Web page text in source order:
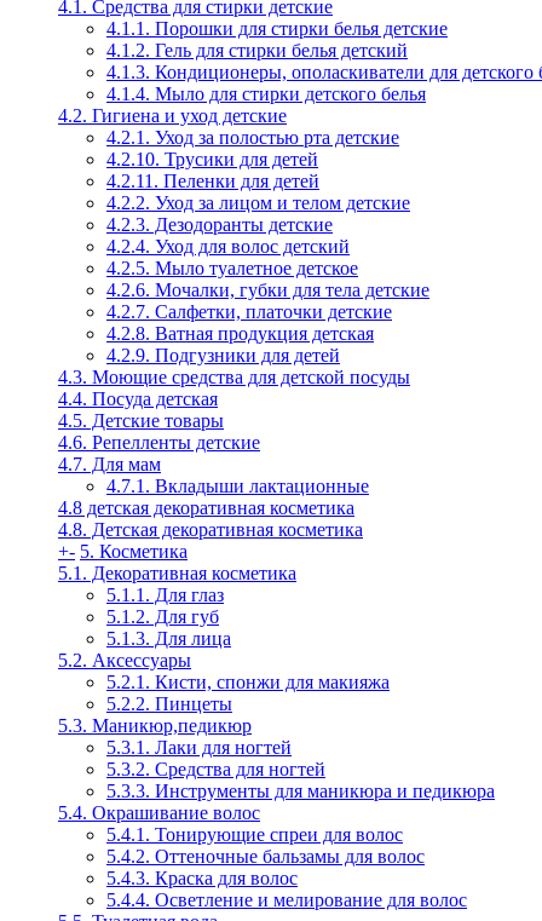
4.1. Средства для стирки детские
4.1.1. Порошки для стирки белья детские
4.1.2. Гель для стирки белья детский
4.1.3. Кондиционеры, ополаскиватели для детского
4.1.4. Мыло для стирки детского белья
4.2. Гигиена и уход детские
4.2.1. Уход за полостью рта детские
4.2.10. Трусики для детей
4.2.11. Пеленки для детей
4.2.2. Уход за лицом и телом детские
4.2.3. Дезодоранты детские
4.2.4. Уход для волос детский
4.2.5. Мыло туалетное детское
4.2.6. Мочалки, губки для тела детские
4.2.7. Салфетки, платочки детские
4.2.8. Ватная продукция детская
4.2.9. Подгузники для детей
4.3. Моющие средства для детской посуды
4.4. Посуда детская
4.5. Детские товары
4.6. Репелленты детские
4.7. Для мам
4.7.1. Вкладыши лактационные
4.8 детская декоративная косметика
4.8. Детская декоративная косметика
+- 5. Косметика
5.1. Декоративная косметика
5.1.1. Для глаз
5.1.2. Для губ
5.1.3. Для лица
5.2. Аксессуары
5.2.1. Кисти, спонжи для макияжа
5.2.2. Пинцеты
5.3. Маникюр,педикюр
5.3.1. Лаки для ногтей
5.3.2. Средства для ногтей
5.3.3. Инструменты для маникюра и педикюра
5.4. Окрашивание волос
5.4.1. Тонирующие спреи для волос
5.4.2. Оттеночные бальзамы для волос
5.4.3. Краска для волос
5.4.4. Осветление и мелирование для волос